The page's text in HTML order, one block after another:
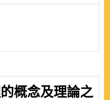
概念及理論之